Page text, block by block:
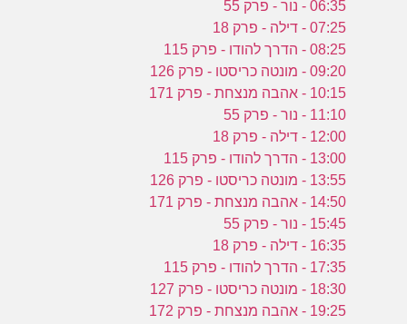
06:35 - נור - פרק 55
07:25 - דילה - פרק 18
08:25 - הדרך להודו - פרק 115
09:20 - מונטה כריסטו - פרק 126
10:15 - אהבה מנצחת - פרק 171
11:10 - נור - פרק 55
12:00 - דילה - פרק 18
13:00 - הדרך להודו - פרק 115
13:55 - מונטה כריסטו - פרק 126
14:50 - אהבה מנצחת - פרק 171
15:45 - נור - פרק 55
16:35 - דילה - פרק 18
17:35 - הדרך להודו - פרק 115
18:30 - מונטה כריסטו - פרק 127
19:25 - אהבה מנצחת - פרק 172